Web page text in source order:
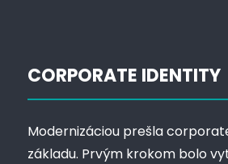
CORPORATE IDENTITY
Modernizáciou prešla
základu. Prvým krokom bolo